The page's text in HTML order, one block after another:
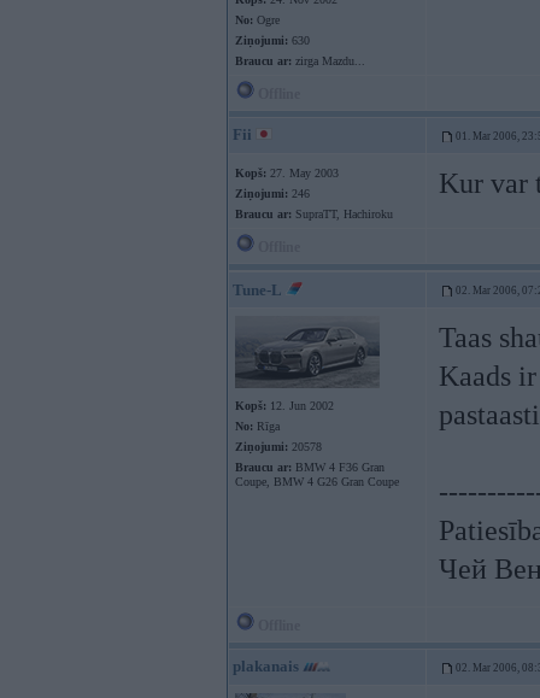
No: Ogre
Ziņojumi: 630
Braucu ar: zirga Mazdu...
Fii 01. Mar 2006,
Kopš: 27. May 2003
Ziņojumi: 246
Braucu ar: SupraTT, Hachiroku
Kur var
Tune-L 02. Mar 2006,
Kopš: 12. Jun 2002
No: Rīga
Ziņojumi: 20578
Braucu ar: BMW 4 F36 Gran
Coupe, BMW 4 G26 Gran Coupe
Taas
Kaads
Чей
plakanais 02. Mar 2006,